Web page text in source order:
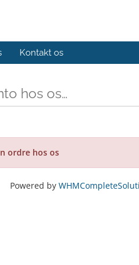
Kontakt os
hos os…
ordre hos os
Powered by